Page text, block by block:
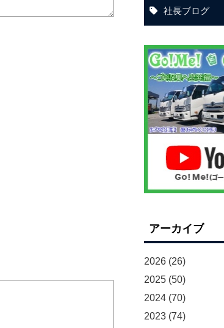
社長ブログ
アーカイブ
2026(26)
2025(50)
2024(70)
2023(74)